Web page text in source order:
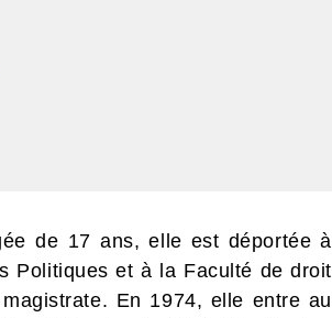
de 17 ans, elle est déportée à
Politiques et à la Faculté de droit
En 1974, elle entre au